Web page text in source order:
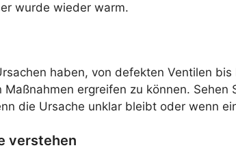
wurde wieder warm.
haben, von defekten Ventilen
ergreifen zu können.
die Ursache unklar bleibt oder wenn
verstehen